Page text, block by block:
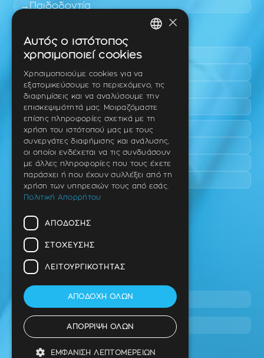
Παιδοδοντία
Περιοχές εύκολης πρόσβασης
Πυλαία
Τριάδι
Νέο Ρύσιο
Επανομή
Περαία
Καλαμαριά
Πανόραμα
Χαριλάου
Ταβάκη – Θ. Λίτσα 10 (γωνία),
Θέρμη – Θεσσαλονίκη
T.K 57001
2310 46 10 44
info@stage.dimitrouli.gr
×
Αυτός ο ιστότοπος
χρησιμοποιεί cookies
Χρησιμοποιούμε cookies για να
εξατομικεύσουμε το περιεχόμενο, τις
διαφημίσεις και να αναλύσουμε την
επισκεψιμότητά μας. Μοιραζόμαστε
επίσης πληροφορίες σχετικά με τη
χρήση του ιστότοπού μας με τους
συνεργάτες διαφήμισης και ανάλυσης,
οι οποίοι ενδέχεται να τις συνδυάσουν
με άλλες πληροφορίες που τους έχετε
παράσχει ή που έχουν συλλέξει από τη
χρήση των υπηρεσιών τους από εσάς.
Πολιτική Απορρήτου
ΑΠΌΔΟΣΗΣ
ΣΤΌΧΕΥΣΗΣ
ΛΕΙΤΟΥΡΓΙΚΌΤΗΤΑΣ
ΑΠΟΔΟΧΉ ΌΛΩΝ
ΑΠΌΡΡΙΨΗ ΌΛΩΝ
ΕΜΦΆΝΙΣΗ ΛΕΠΤΟΜΕΡΕΙΏΝ